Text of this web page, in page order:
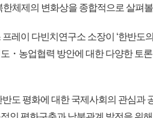
체제의 변화상을 종합적으로 살펴
레이 다빈치연구소 소장이 ‘한반도
・농업협력 방안에 대한 다양한 토
도 평화에 대한 국제사회의 관심과